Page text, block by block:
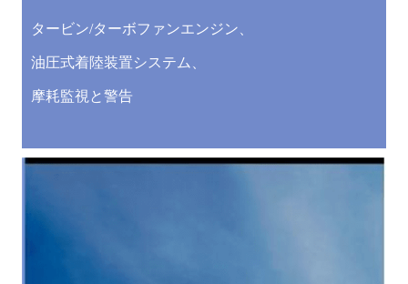
タービン/ターボファンエンジン、
油圧式着陸装置システム、
摩耗監視と警告